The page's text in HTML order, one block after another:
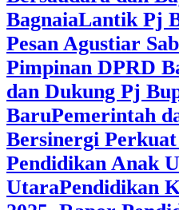
BagnaiaLantik Pj
Pesan Agustiar
Pimpinan DPRD
dan Dukung Pj
BaruPemerintah
Bersinergi
Pendidikan Anak
Utara‎Pendidikan